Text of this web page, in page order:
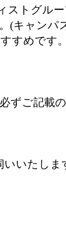
トグル
(キャンパ
すめです。
ずご記載
いたしま